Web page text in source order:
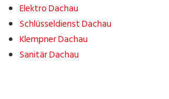
Elektro Dachau
Schlüsseldienst Dachau
Klempner Dachau
Sanitär Dachau